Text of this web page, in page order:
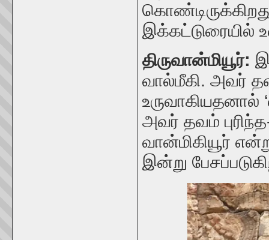
இக்கட்டுரையில்
திருவான்மியூர்:
வால்மீகி. அவர்
உருவாகியதனால்
அவர் தவம்
வான்மிகியூர்
இன்று